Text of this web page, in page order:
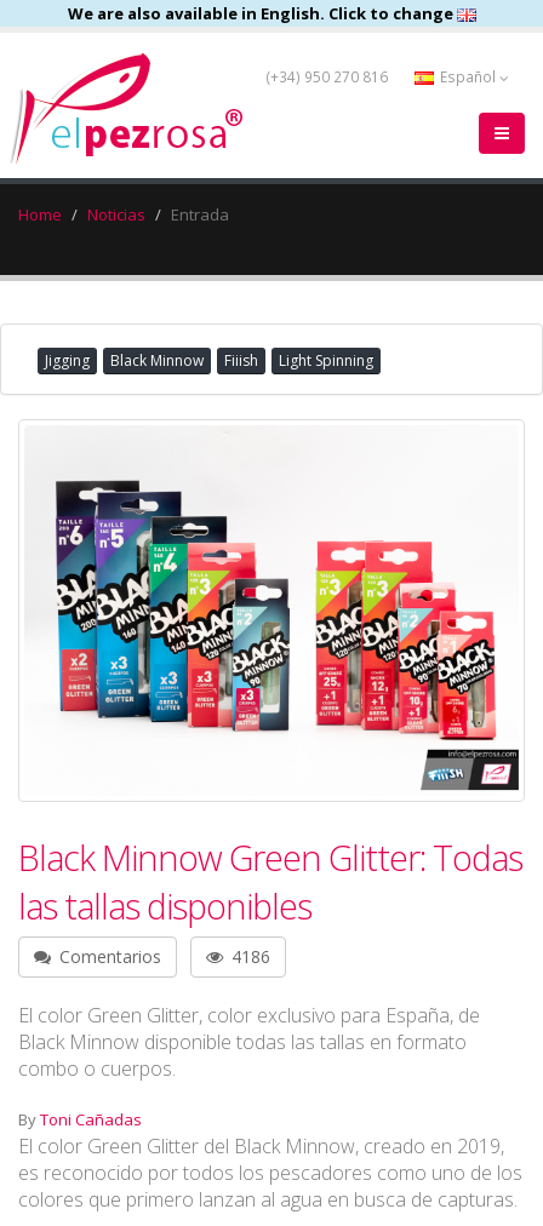
We are also available in English. Click to change
(+34) 950 270 816 Español
Home Noticias Entrada
Jigging Black Minnow Fiiish Light Spinning
Black Minnow Green Glitter: Todas
las tallas disponibles
Comentarios 4186
El color Green Glitter, color exclusivo para España, de
Black Minnow disponible todas las tallas en formato
combo o cuerpos.
ByToni Cañadas
El color Green Glitter del Black Minnow, creado en 2019,
es reconocido por todos los pescadores como uno de los
colores que primero lanzan al agua en busca de capturas.